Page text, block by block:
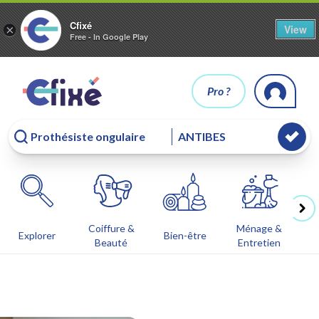
× Cfixé
Free - In Google Play
View
Pro ?
Explorer
Coiffure &
Beauté
Bien-être
Ménage &
Entretien